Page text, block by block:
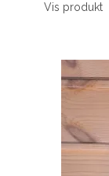
Vis produkt